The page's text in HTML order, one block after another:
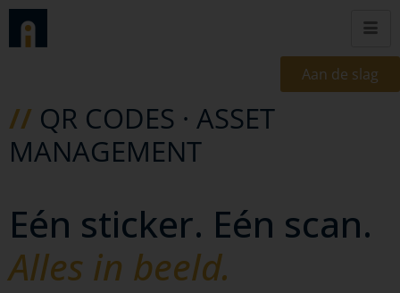
Aan de slag
// QR CODES · ASSET
MANAGEMENT
Eén sticker. Eén scan.
Alles in beeld.